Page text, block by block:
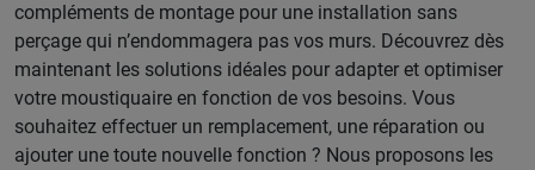
compléments de montage pour une installation sans
perçage qui n’endommagera pas vos murs. Découvrez dès
maintenant les solutions idéales pour adapter et optimiser
votre moustiquaire en fonction de vos besoins. Vous
souhaitez effectuer un remplacement, une réparation ou
ajouter une toute nouvelle fonction ? Nous proposons les